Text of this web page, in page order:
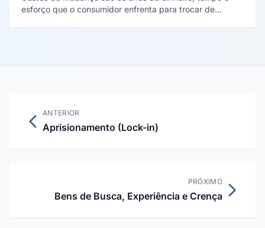
esforço que o consumidor enfrenta para trocar de
ANTERIOR
Aprisionamento (Lock-in)
PRÓXIMO
Bens de Busca, Experiência e Crença